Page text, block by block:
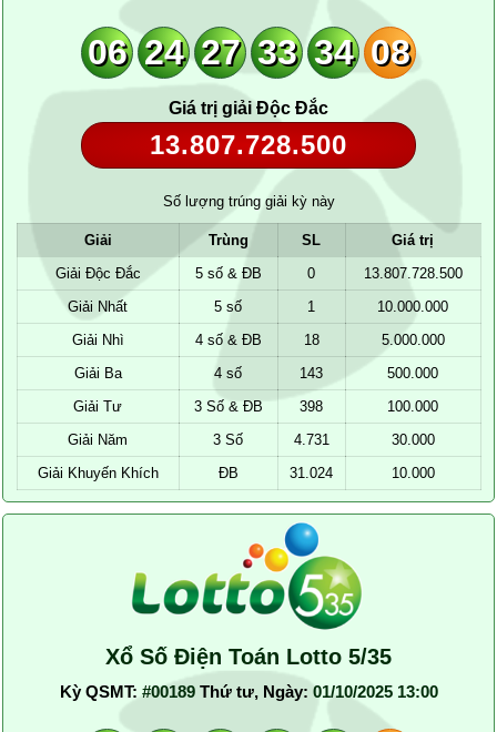
06 24 27 33 34 08
Giá trị giải Độc Đắc
13.807.728.500
Số lượng trúng giải kỳ này
Giải Trùng SL
Giá trị
Giải Độc Đắc
5 số & ĐB 0
13.807.728.500
Giải Nhất
5 số 1
10.000.000
Giải Nhì
4 số & ĐB 18
5.000.000
Giải Ba
4 số 143
500.000
Giải Tư
3 Số & ĐB 398
100.000
Giải Năm
3 Số 4.731
30.000
Giải Khuyến Khích
ĐB 31.024 10.000
Xổ Số Điện Toán Lotto 5/35
Kỳ QSMT: #00189Thứ tư, Ngày: 01/10/2025 13:00